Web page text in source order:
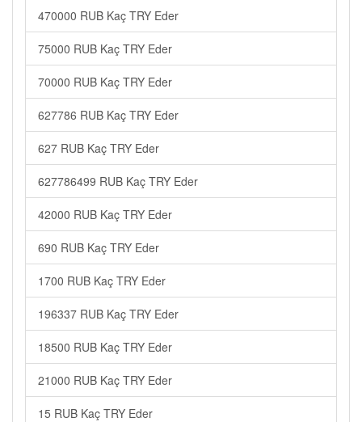
470000 RUB Kaç TRY Eder
75000 RUB Kaç TRY Eder
70000 RUB Kaç TRY Eder
627786 RUB Kaç TRY Eder
627 RUB Kaç TRY Eder
627786499 RUB Kaç TRY Eder
42000 RUB Kaç TRY Eder
690 RUB Kaç TRY Eder
1700 RUB Kaç TRY Eder
196337 RUB Kaç TRY Eder
18500 RUB Kaç TRY Eder
21000 RUB Kaç TRY Eder
15 RUB Kaç TRY Eder